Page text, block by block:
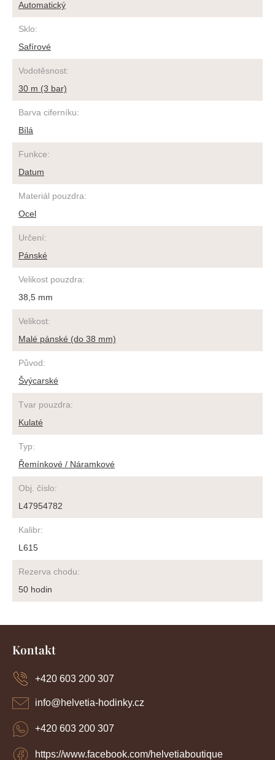
Automatický
Sklo:
Safírové
Vodotěsnost:
30 m (3 bar)
Barva ciferníku:
Bílá
Funkce:
Datum
Materiál pouzdra:
Ocel
Určení:
Pánské
Velikost pouzdra:
38,5 mm
Velikost:
Malé pánské (do 38 mm)
Původ:
Švýcarské
Tvar pouzdra:
Kulaté
Typ:
Řemínkové / Náramkové
Obj. číslo:
L47954782
Kalibr:
L615
Rezerva chodu:
50 hodin
Kontakt
info@helvetia-hodinky.cz
+420 603 200 307
https://www.facebook.com/helvetiaboutique
+420 603 200 307